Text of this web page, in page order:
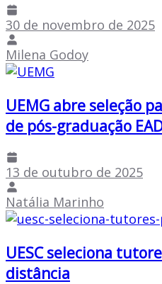
30 de novembro de 2025
Milena Godoy
UEMG abre seleção
de pós-graduação
13 de outubro de 2025
Natália Marinho
UESC seleciona
distância